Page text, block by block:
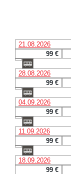
21.08.2026
99 €
28.08.2026
99 €
04.09.2026
99 €
11.09.2026
99 €
18.09.2026
99 €